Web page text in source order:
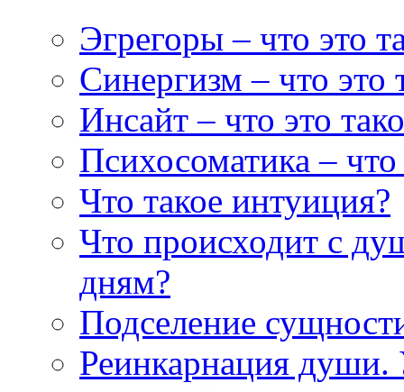
Эгрегоры – что это
Синергизм – что это
Инсайт – что это
Психосоматика – что
Что такое интуиция?
Что происходит с
дням?
Подселение
Реинкарнация